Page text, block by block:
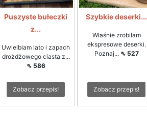
Puszyste bułeczki
z...
Uwielbiam lato i zapach
drożdżowego ciasta z...
⇖ 586
Zobacz przepis!
Szybkie deserki...
Właśnie zrobiłam
ekspresowe deserki.
Poznaj... ⇖ 527
Zobacz przepis!